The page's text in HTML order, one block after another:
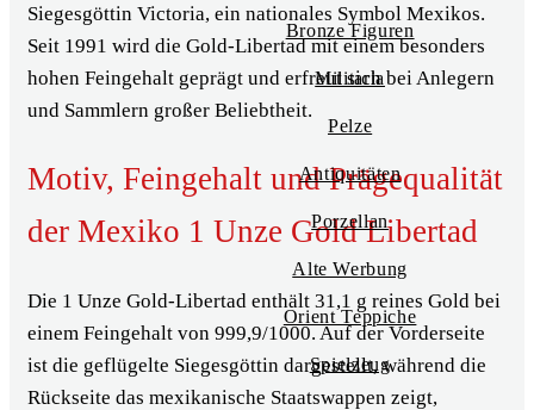
Bronze Figuren
Militaria
Pelze
Antiquitäten
Porzellan
Alte Werbung
Orient Teppiche
Spielzeug
Siegesgöttin Victoria, ein nationales Symbol Mexikos.
Seit 1991 wird die Gold-Libertad mit einem besonders
hohen Feingehalt geprägt und erfreut sich bei Anlegern
und Sammlern großer Beliebtheit.
Motiv, Feingehalt und Prägequalität
der Mexiko 1 Unze Gold Libertad
Die 1 Unze Gold-Libertad enthält 31,1 g reines Gold bei
einem Feingehalt von 999,9/1000. Auf der Vorderseite
ist die geflügelte Siegesgöttin dargestellt, während die
Rückseite das mexikanische Staatswappen zeigt,